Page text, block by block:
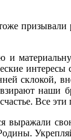
наши
Все
выражали